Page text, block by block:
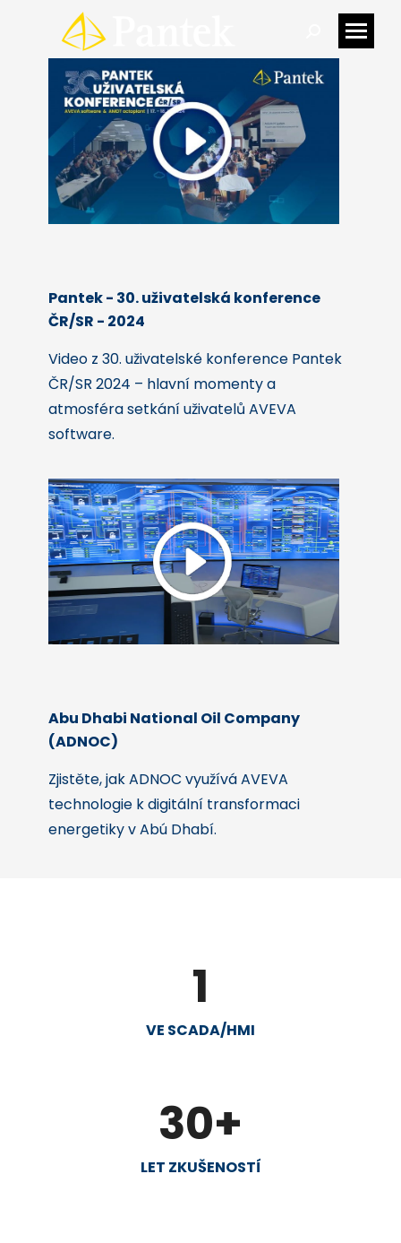
Search:
Pantek - 30. uživatelská konference
ČR/SR - 2024
Video z 30. uživatelské konference Pantek
ČR/SR 2024 – hlavní momenty a
atmosféra setkání uživatelů AVEVA
software.
Abu Dhabi National Oil Company
(ADNOC)
Zjistěte, jak ADNOC využívá AVEVA
technologie k digitální transformaci
energetiky v Abú Dhabí.
1
VE SCADA/HMI
30+
LET ZKUŠENOSTÍ